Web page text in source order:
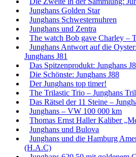
Junghans Golden Star
Junghans Schwesternuhren
Junghans und Zentra
The watch Bob gave Charley –
Junghans Antwort auf die
Junghans J81
Das Spitzenprodukt: Junghans
Die Schönste: Junghans J88
Der Junghans top timer!
The Trilastic Trio – Junghans
Das Rätsel der 11 Steine –
Junghans – VW 100 000 km
Thomas Ernst Haller Kaliber
Junghans und Bulova
Junghans und die Hamburg
(H.A.C)